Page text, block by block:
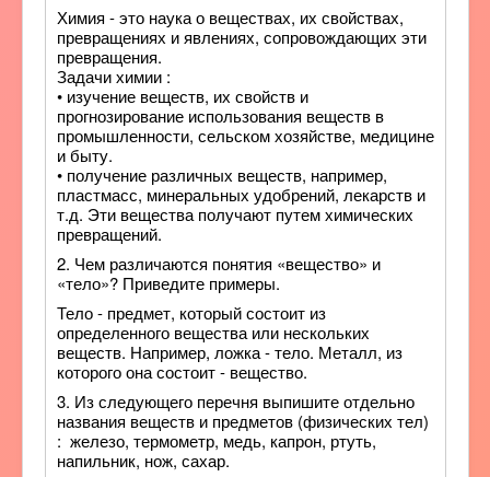
Химия - это наука о веществах, их свойствах,
превращениях и явлениях, сопровождающих эти
превращения.
Задачи химии :
• изучение веществ, их свойств и
прогнозирование использования веществ в
промышленности, сельском хозяйстве, медицине
и быту.
• получение различных веществ, например,
пластмасс, минеральных удобрений, лекарств и
т.д. Эти вещества получают путем химических
превращений.
2. Чем различаются понятия «вещество» и
«тело»? Приведите примеры.
Тело - предмет, который состоит из
определенного вещества или нескольких
веществ. Например, ложка - тело. Металл, из
которого она состоит - вещество.
3. Из следующего перечня выпишите отдельно
названия веществ и предметов (физических тел)
: железо, термометр, медь, капрон, ртуть,
напильник, нож, сахар.